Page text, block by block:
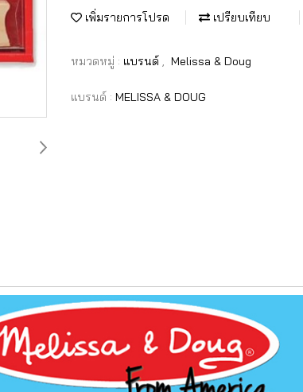
เพิ่มรายการโปรด เปรียบเทียบ
หมวดหมู่ : แบรนด์ Melissa & Doug
แบรนด์ : MELISSA & DOUG